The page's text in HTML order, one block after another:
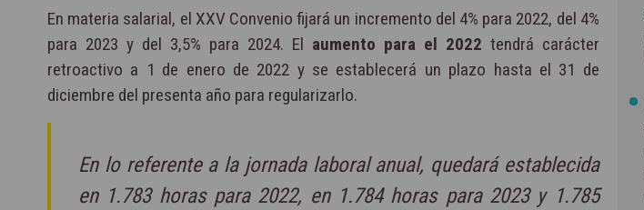
En materia salarial, el XXV Convenio fijará un incremento del 4% para 2022, del 4%
para 2023 y del 3,5% para 2024. El aumento para el 2022 tendrá carácter
retroactivo a 1 de enero de 2022 y se establecerá un plazo hasta el 31 de
diciembre del presenta año para regularizarlo.
En lo referente a la jornada laboral anual, quedará establecida
en 1.783 horas para 2022, en 1.784 horas para 2023 y 1.785